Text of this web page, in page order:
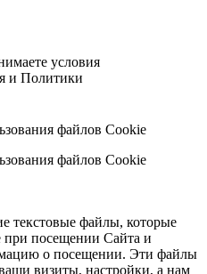
условия
и Политики
файлов Cookie
файлов Cookie
текстовые файлы, которые
при посещении Сайта и
о посещении. Эти файлы
визиты, настройки, а нам